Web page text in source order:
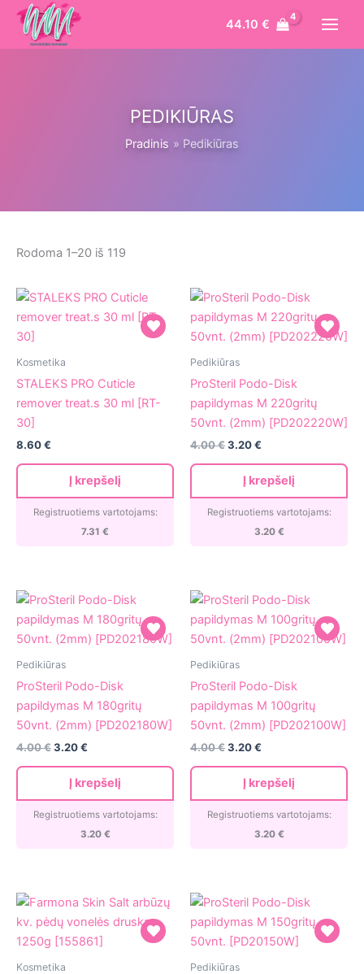
Pereiti
turinio
44.10 €
PEDIKIŪRAS
Pradinis Pedikiūras
Rodoma 1–20 iš 119
STALEKS
remover
treat.s
30
ml
Kosmetika
STALEKS PRO Cuticle
remover treat.s 30 ml [RT-
30]
8.60€
Į krepšelį
Registruotiems vartotojams:
7.31 €
ProSteril
papildymas
220gritų
50vnt.
[PD202220W]
Pedikiūras
ProSteril Podo-Disk
papildymas M 220gritų
50vnt. (2mm) [PD202220W]
4.00€3.20€
Į krepšelį
Registruotiems vartotojams:
3.20 €
ProSteril
papildymas
180gritų
50vnt.
[PD202180W]
Pedikiūras
ProSteril Podo-Disk
papildymas M 180gritų
50vnt. (2mm) [PD202180W]
4.00€3.20€
Į krepšelį
Registruotiems vartotojams:
3.20 €
ProSteril
papildymas
100gritų
50vnt.
[PD202100W]
Pedikiūras
ProSteril Podo-Disk
papildymas M 100gritų
50vnt. (2mm) [PD202100W]
4.00€3.20€
Į krepšelį
Registruotiems vartotojams:
3.20 €
Farmona
Kosmetika
ProSteril
Pedikiūras